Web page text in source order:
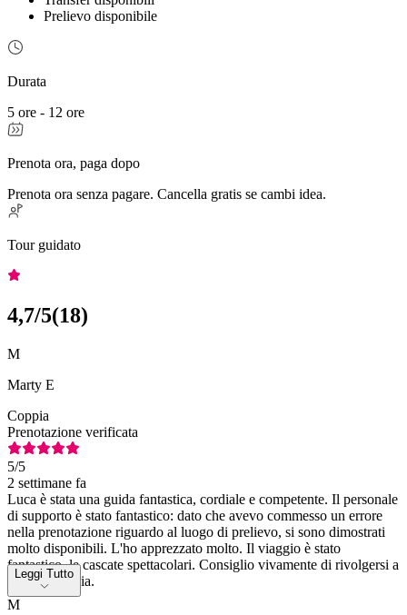
Prelievo disponibile
Durata
5 ore - 12 ore
Prenota ora, paga dopo
Prenota ora senza pagare. Cancella gratis se cambi idea.
Tour guidato
4,7/5(18)
M
Marty E
Coppia
Prenotazione verificata
5/5
2 settimane fa
Luca è stata una guida fantastica, cordiale e competente. Il personale
di supporto è stato fantastico: dato che avevo commesso un errore
nella prenotazione riguardo al luogo di prelievo, si sono dimostrati
molto disponibili. L'ho apprezzato molto. Il viaggio è stato
fantastico, le cascate spettacolari. Consiglio vivamente di rivolgersi a
questa agenzia.
Leggi Tutto
M